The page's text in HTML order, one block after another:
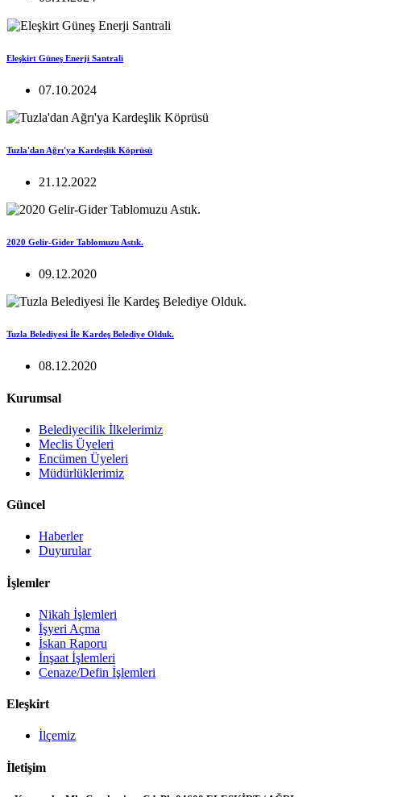
Eleşkirt Güneş Enerji Santrali
07.10.2024
Tuzla'dan Ağrı'ya Kardeşlik Köprüsü
21.12.2022
2020 Gelir-Gider Tablomuzu Astık.
09.12.2020
Tuzla Belediyesi İle Kardeş Belediye Olduk.
08.12.2020
Kurumsal
Belediyecilik İlkelerimiz
Meclis Üyeleri
Encümen Üyeleri
Müdürlüklerimiz
Güncel
Haberler
Duyurular
İşlemler
Nikah İşlemleri
İşyeri Açma
İskan Raporu
İnşaat İşlemleri
Cenaze/Defin İşlemleri
Eleşkirt
İlçemiz
İletişim